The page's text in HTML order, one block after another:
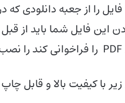
فایل را از جعبه دانلودی
زیر با کیفیت بالا و قابل